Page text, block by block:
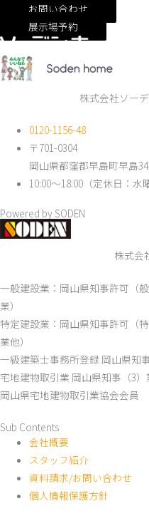
お問い合わせ
展示場予約
株式会社ソー
0120-1156-48
〒701-0304
岡山県都窪郡早島町早島
10:00～18:00（定休日：水
Powered by SODEN
株式会
一般建設業：岡山県知事許可（
業）
特定建設業：岡山県知事許可（
業他）
一級建築士事務所登録 岡山県知
宅地建物取引業 岡山県知事（3）
岡山県宅地建物取引業協会会員
Sub Contents
会社概要
スタッフ紹介
資料請求/お問い合わせ
個人情報保護方針